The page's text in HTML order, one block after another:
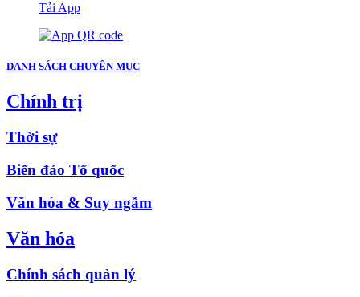
Tải App
DANH SÁCH CHUYÊN MỤC
Chính trị
Thời sự
Biển đảo Tổ quốc
Văn hóa & Suy ngẫm
Văn hóa
Chính sách quản lý